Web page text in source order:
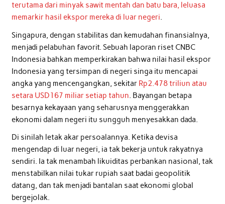
terutama dari minyak sawit mentah dan batu bara, leluasa
memarkir hasil ekspor mereka di luar negeri.
Singapura, dengan stabilitas dan kemudahan finansialnya,
menjadi pelabuhan favorit. Sebuah laporan riset CNBC
Indonesia bahkan memperkirakan bahwa nilai hasil ekspor
Indonesia yang tersimpan di negeri singa itu mencapai
angka yang mencengangkan, sekitar Rp2.478 triliun atau
setara USD167 miliar setiap tahun. Bayangan betapa
besarnya kekayaan yang seharusnya menggerakkan
ekonomi dalam negeri itu sungguh menyesakkan dada.
Di sinilah letak akar persoalannya. Ketika devisa
mengendap di luar negeri, ia tak bekerja untuk rakyatnya
sendiri. Ia tak menambah likuiditas perbankan nasional, tak
menstabilkan nilai tukar rupiah saat badai geopolitik
datang, dan tak menjadi bantalan saat ekonomi global
bergejolak.